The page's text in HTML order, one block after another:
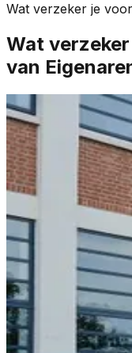
Wat verzeker je
Wat
van